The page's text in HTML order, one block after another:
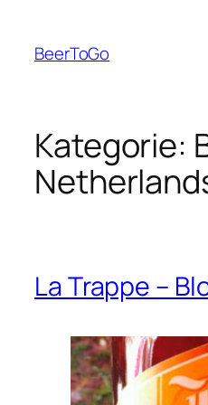
springen
BeerToGo
Kategorie:
La Trappe –